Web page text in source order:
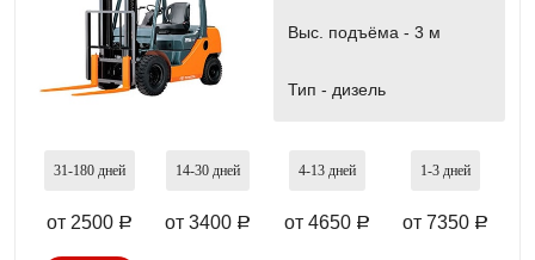
Выс. подъёма - 3 м
Тип - дизель
31-180 дней
от 2500 a
14-30 дней
от 3400 a
4-13 дней
от 4650 a
1-3 дней
от 7350 a